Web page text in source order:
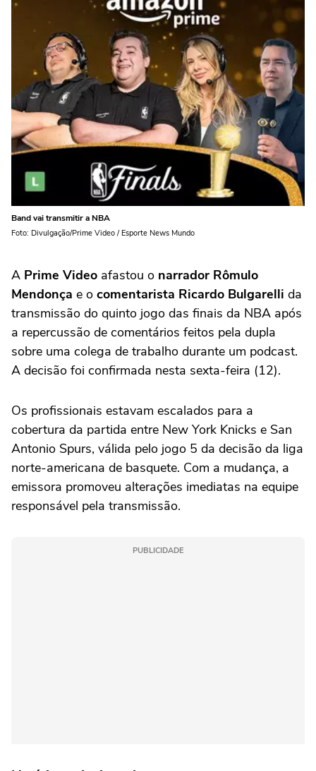
Band vai transmitir a NBA
Foto: Divulgação/Prime Video / Esporte News Mundo
A Prime Video afastou o narrador Rômulo
Mendonça e o comentarista Ricardo Bulgarelli da
transmissão do quinto jogo das finais da NBA após
a repercussão de comentários feitos pela dupla
sobre uma colega de trabalho durante um podcast.
A decisão foi confirmada nesta sexta-feira (12).
Os profissionais estavam escalados para a
cobertura da partida entre New York Knicks e San
Antonio Spurs, válida pelo jogo 5 da decisão da liga
norte-americana de basquete. Com a mudança, a
emissora promoveu alterações imediatas na equipe
responsável pela transmissão.
PUBLICIDADE